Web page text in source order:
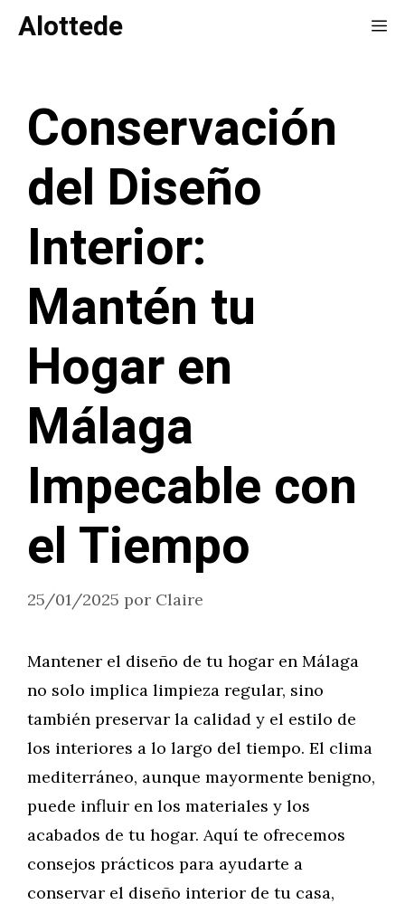
Saltar
Alottede
Conservación
del Diseño
Interior:
Mantén tu
Hogar en
Málaga
Impecable con
el Tiempo
25/01/2025 por Claire
Mantener el diseño de tu hogar en Málaga
no solo implica limpieza regular, sino
también preservar la calidad y el estilo de
los interiores a lo largo del tiempo. El clima
mediterráneo, aunque mayormente benigno,
puede influir en los materiales y los
acabados de tu hogar. Aquí te ofrecemos
consejos prácticos para ayudarte a
conservar el diseño interior de tu casa,